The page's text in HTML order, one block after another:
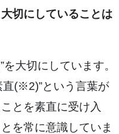
切にしていることは
を大切にしています。
直(※2)”という言葉が
とを素直に受け入
を常に意識していま